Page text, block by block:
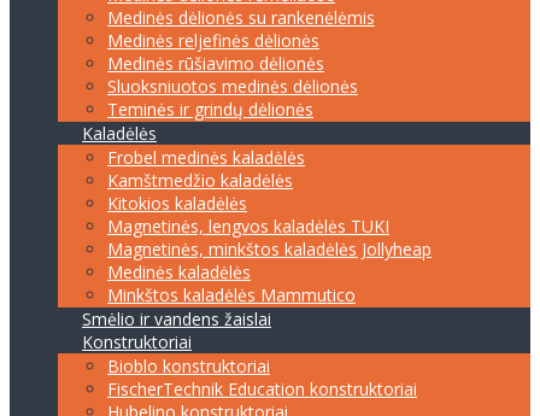
Medinės dėlionės su rankenėlėmis
Medinės reljefinės dėlionės
Medinės rūšiavimo dėlionės
Sluoksniuotos medinės dėlionės
Teminės ir grindų dėlionės
Kaladėlės
Frobel medinės kaladėlės
Kamštmedžio kaladėlės
Kitokios kaladėlės
Magnetinės, lengvos kaladėlės TUKI
Magnetinės, minkštos kaladėlės Jollyheap
Medinės kaladėlės
Minkštos kaladėlės Mammutico
Smėlio ir vandens žaislai
Konstruktoriai
Bioblo konstruktoriai
FischerTechnik Education konstruktoriai
Hubelino konstruktoriai